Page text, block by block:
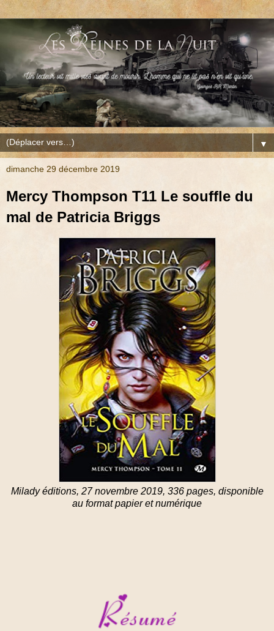
▼
dimanche 29 décembre 2019
Mercy Thompson T11 Le souffle du
mal de Patricia Briggs
Milady éditions, 27 novembre 2019, 336 pages, disponible
au format papier et numérique